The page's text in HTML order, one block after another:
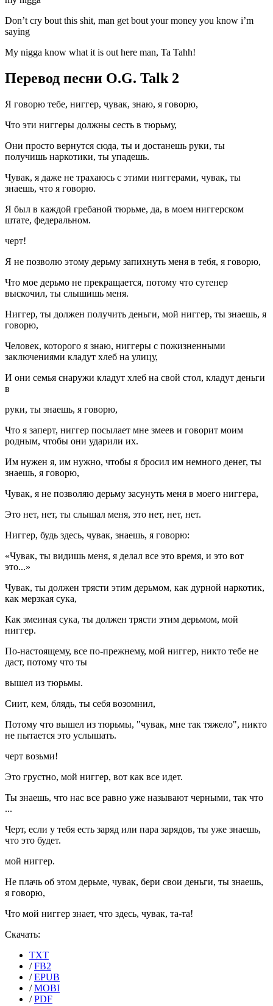
Don’t cry bout this shit, man get bout your money you know i’m
saying
My nigga know what it is out here man, Ta Tahh!
Перевод песни O.G. Talk 2
Я говорю тебе, ниггер, чувак, знаю, я говорю,
Что эти ниггеры должны сесть в тюрьму,
Они просто вернутся сюда, ты и достанешь руки, ты
получишь наркотики, ты упадешь.
Чувак, я даже не трахаюсь с этими ниггерами, чувак, ты
знаешь, что я говорю.
Я был в каждой гребаной тюрьме, да, в моем ниггерском
штате, федеральном.
черт!
Я не позволю этому дерьму запихнуть меня в тебя, я говорю,
Что мое дерьмо не прекращается, потому что сутенер
выскочил, ты слышишь меня.
Ниггер, ты должен получить деньги, мой ниггер, ты знаешь, я
говорю,
Человек, которого я знаю, ниггеры с пожизненными
заключениями кладут хлеб на улицу,
И они семья снаружи кладут хлеб на свой стол, кладут деньги
в
руки, ты знаешь, я говорю,
Что я заперт, ниггер посылает мне змеев и говорит моим
родным, чтобы они ударили их.
Им нужен я, им нужно, чтобы я бросил им немного денег, ты
знаешь, я говорю,
Чувак, я не позволяю дерьму засунуть меня в моего ниггера,
Это нет, нет, ты слышал меня, это нет, нет, нет.
Ниггер, будь здесь, чувак, знаешь, я говорю:
«Чувак, ты видишь меня, я делал все это время, и это вот
это...»
Чувак, ты должен трясти этим дерьмом, как дурной наркотик,
как мерзкая сука,
Как змеиная сука, ты должен трясти этим дерьмом, мой
ниггер.
По-настоящему, все по-прежнему, мой ниггер, никто тебе не
даст, потому что ты
вышел из тюрьмы.
Сиит, кем, блядь, ты себя возомнил,
Потому что вышел из тюрьмы, "чувак, мне так тяжело", никто
не пытается это услышать.
черт возьми!
Это грустно, мой ниггер, вот как все идет.
Ты знаешь, что нас все равно уже называют черными, так что
...
Черт, если у тебя есть заряд или пара зарядов, ты уже знаешь,
что это будет.
мой ниггер.
Не плачь об этом дерьме, чувак, бери свои деньги, ты знаешь,
я говорю,
Что мой ниггер знает, что здесь, чувак, та-та!
Скачать:
TXT
/FB2
/EPUB
/MOBI
/PDF